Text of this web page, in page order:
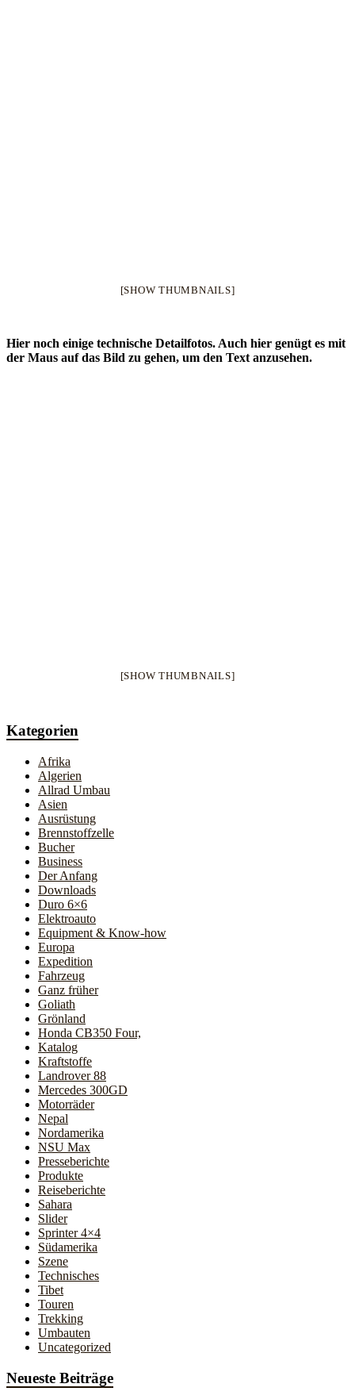
[SHOW THUMBNAILS]
Hier noch einige technische Detailfotos. Auch hier genügt es mit
der Maus auf das Bild zu gehen, um den Text anzusehen.
[SHOW THUMBNAILS]
Kategorien
Afrika
Algerien
Allrad Umbau
Asien
Ausrüstung
Brennstoffzelle
Bucher
Business
Der Anfang
Downloads
Duro 6×6
Elektroauto
Equipment & Know-how
Europa
Expedition
Fahrzeug
Ganz früher
Goliath
Grönland
Honda CB350 Four,
Katalog
Kraftstoffe
Landrover 88
Mercedes 300GD
Motorräder
Nepal
Nordamerika
NSU Max
Presseberichte
Produkte
Reiseberichte
Sahara
Slider
Sprinter 4×4
Südamerika
Szene
Technisches
Tibet
Touren
Trekking
Umbauten
Uncategorized
Neueste Beiträge